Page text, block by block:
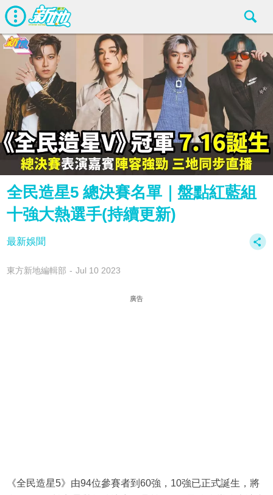
全民造星5 總決賽名單｜盤點紅藍組
十強大熱選手(持續更新)
最新娛聞
東方新地編輯部 Jul 10 2023
廣告
《全民造星5》由94位參賽者到60強，10強已正式誕生，將